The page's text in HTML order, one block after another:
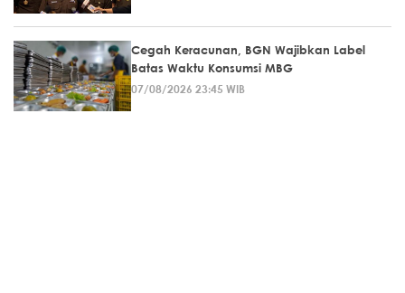
Cegah Keracunan, BGN Wajibkan Label
Batas Waktu Konsumsi MBG
07/08/2026 23:45 WIB